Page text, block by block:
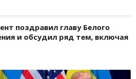
поздравил главу Белого
и обсудил ряд тем, включая